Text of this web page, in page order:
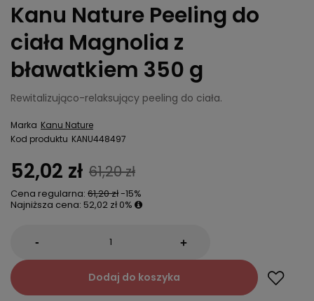
Kanu Nature Peeling do
ciała Magnolia z
bławatkiem 350 g
Rewitalizująco-relaksujący peeling do ciała.
Marka Kanu Nature
Kod produktu KANU448497
52,02 zł 61,20 zł
Cena regularna: 61,20 zł-15%
Najniższa cena: 52,02 zł 0%
- +
Dodaj do koszyka